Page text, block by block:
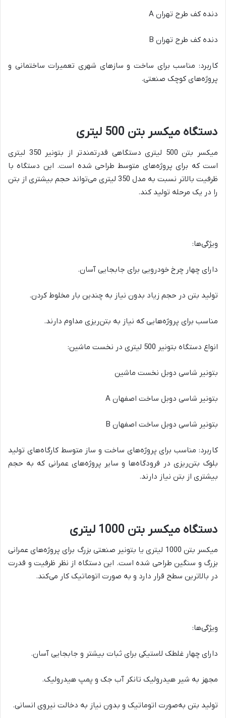
دنده کف طرح تهران A
دنده کف طرح تهران B
کاربرد: مناسب برای ساخت و سازهای شهری تعمیرات ساختمانی و
پروژه‌های کوچک صنعتی.
دستگاه میکسر بتن 500 لیتری
میکسر بتن 500 لیتری دستگاهی قدرتمندتر از بتونیر 350 لیتری
است که برای پروژه‌های متوسط طراحی شده است. این دستگاه با
ظرفیت بالاتر نسبت به مدل 350 لیتری می‌تواند حجم بیشتری از بتن
را در یک مرحله تولید کند.
ویژگی‌ها:
دارای چهار چرخ خودرویی برای جابجایی آسان.
تولید بتن در حجم زیاد بدون نیاز به چندین بار مخلوط کردن.
مناسب برای پروژه‌هایی که نیاز به بتن‌ریزی مداوم دارند.
انواع دستگاه بتونیر 500 لیتری در نخست ماشین:
بتونیر شاسی دوبل نخست ماشین
بتونیر شاسی دوبل ساخت اصفهان A
بتونیر شاسی دوبل ساخت اصفهان B
کاربرد: مناسب برای پروژه‌های ساخت و ساز متوسط کارگاه‌های تولید
بلوک بتن‌ریزی در فرودگاه‌ها و سایر پروژه‌های عمرانی که به حجم
بیشتری از بتن نیاز دارند.
دستگاه میکسر بتن 1000 لیتری
میکسر بتن 1000 لیتری یا بتونیر صنعتی بزرگ برای پروژه‌های عمرانی
بزرگ و سنگین طراحی شده است. این دستگاه از نظر ظرفیت و قدرت
در بالاترین سطح قرار دارد و به صورت اتوماتیک کار می‌کند.
ویژگی‌ها:
دارای چهار غلطک لاستیکی برای ثبات بیشتر و جابجایی آسان.
مجهز به شیر هیدرولیک تانکر آب جک و پمپ هیدرولیک.
تولید بتن به‌صورت اتوماتیک و بدون نیاز به دخالت نیروی انسانی.